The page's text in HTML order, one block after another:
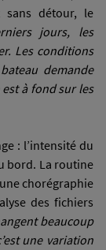
sans détour, le
jours, les
Les conditions
demande
à fond sur les
: l’intensité du
bord. La routine
chorégraphie
des fichiers
beaucoup
une variation